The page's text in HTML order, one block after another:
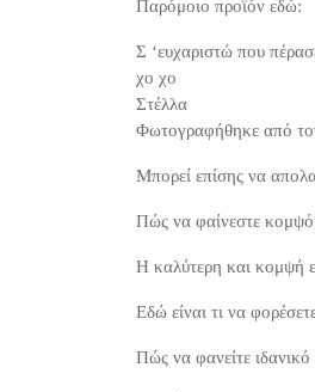
Παρόμοιο προϊόν εδώ:
Σ ‘ευχαριστώ που
χο χο
Στέλλα
Φωτογραφήθηκε από
Μπορεί επίσης να
Πώς να φαίνεστε
Η καλύτερη και κομψή
Εδώ είναι τι να
Πώς να φανείτε ιδανικό